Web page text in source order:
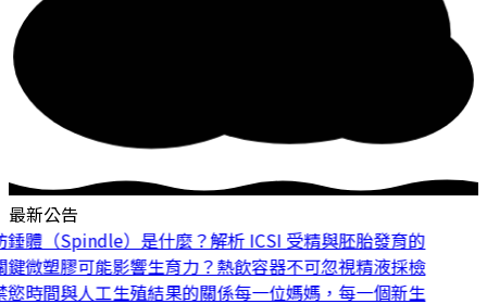
最新公告
體（Spindle）是什麼？解析 ICSI 受精與胚胎發育的
微塑膠可能影響生育力？熱飲容器不可忽視精液採檢
時間與人工生殖結果的關係每一位媽媽，每一個新生